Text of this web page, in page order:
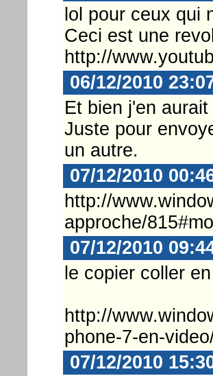
lol pour ceux qui
Ceci est une
http://
06/12/2010
Et bien j'en
Juste pour
un autre.
07/12/2010
http://
approche/
07/12/2010
le copier coller
http://
phone-7-en-
07/12/2010